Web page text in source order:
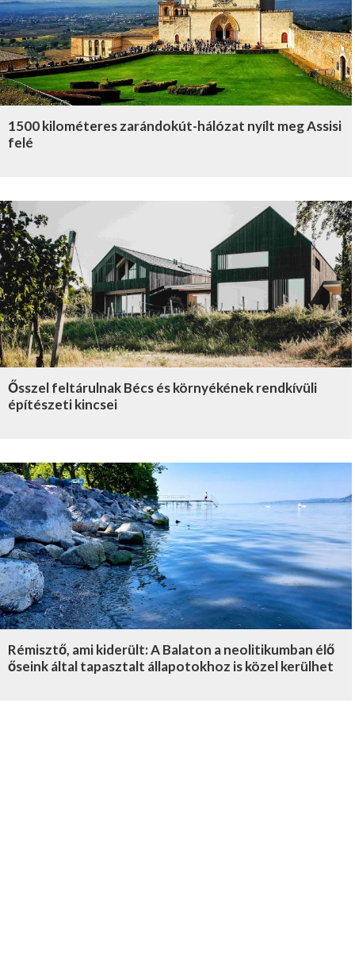
1500 kilométeres zarándokút-hálózat nyílt meg Assisi
felé
Ősszel feltárulnak Bécs és környékének rendkívüli
építészeti kincsei
Rémisztő, ami kiderült: A Balaton a neolitikumban élő
őseink által tapasztalt állapotokhoz is közel kerülhet